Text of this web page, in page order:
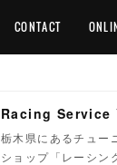
CONTACT
栃木県にあるチュー
ショップ「レーシン